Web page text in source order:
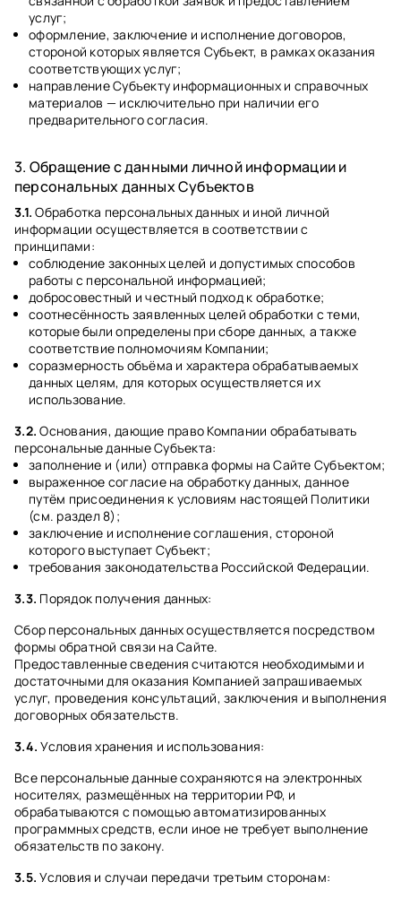
услуг;
оформление, заключение и исполнение договоров,
стороной которых является Субъект, в рамках оказания
соответствующих услуг;
направление Субъекту информационных и справочных
материалов — исключительно при наличии его
предварительного согласия.
3. Обращение с данными личной информации и
персональных данных Субъектов
3.1. Обработка персональных данных и иной личной
информации осуществляется в соответствии с
принципами:
соблюдение законных целей и допустимых способов
работы с персональной информацией;
добросовестный и честный подход к обработке;
соотнесённость заявленных целей обработки с теми,
которые были определены при сборе данных, а также
соответствие полномочиям Компании;
соразмерность объёма и характера обрабатываемых
данных целям, для которых осуществляется их
использование.
3.2. Основания, дающие право Компании обрабатывать
персональные данные Субъекта:
заполнение и (или) отправка формы на Сайте Субъектом;
выраженное согласие на обработку данных, данное
путём присоединения к условиям настоящей Политики
(см. раздел 8);
заключение и исполнение соглашения, стороной
которого выступает Субъект;
требования законодательства Российской Федерации.
3.3. Порядок получения данных:
Сбор персональных данных осуществляется посредством
формы обратной связи на Сайте.
Предоставленные сведения считаются необходимыми и
достаточными для оказания Компанией запрашиваемых
услуг, проведения консультаций, заключения и выполнения
договорных обязательств.
3.4. Условия хранения и использования:
Все персональные данные сохраняются на электронных
носителях, размещённых на территории РФ, и
обрабатываются с помощью автоматизированных
программных средств, если иное не требует выполнение
обязательств по закону.
3.5. Условия и случаи передачи третьим сторонам: